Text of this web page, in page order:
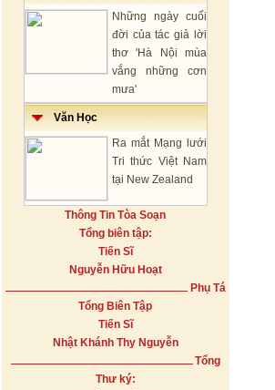
Những ngày cuối
đời của tác giả lời
thơ 'Hà Nội mùa
vắng những cơn
mưa'
Văn Học
Ra mắt Mạng lưới
Tri thức Việt Nam
tại New Zealand
Thông Tin Tòa Soạn
Tổng biên tập:
Tiến Sĩ
Nguyễn Hữu Hoạt
Phụ Tá
Tổng Biên Tập
Tiến Sĩ
Nhật Khánh Thy Nguyễn
Tổng
Thư ký: